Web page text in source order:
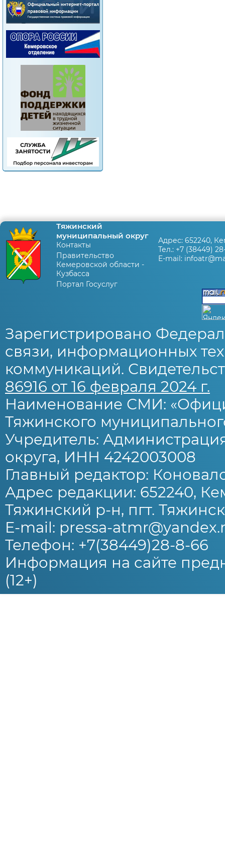
Тяжинский
муниципальный округ
Контакты
Правительство
Кемеровской области -
Кузбасса
Портал Госуслуг
Адрес: 652240,
Тел.: +7 (38449)
E-mail:
Зарегистрировано
связи, информационных
коммуникаций.
86916 от 16 февраля 2024 г.
Наименование СМИ:
Тяжинского
Учредитель:
округа, ИНН 4242003008
Главный редактор:
Адрес редакции: 652240,
Тяжинский р-н, пгт.
E-mail: pressa-
Телефон: +7(38449)28-8-66
Информация на сайте
(12+)